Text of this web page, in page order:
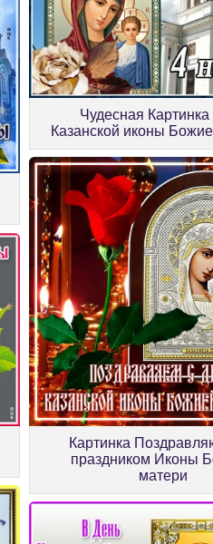
Чудесная
Казанской иконы
Картинка
праздником Иконы
матери